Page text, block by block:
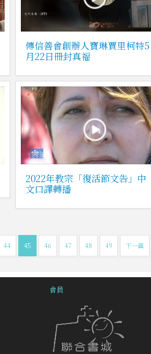
傳信善會創辦人寶琳賈里柯特5
月22日冊封真福
2022年教宗「復活節文告」中
文口譯轉播
44 45 46 47 48 49 下一篇
會員